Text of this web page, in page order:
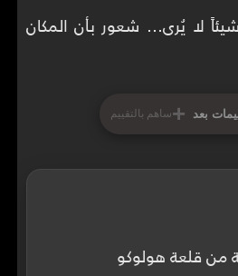
لا يُرى… شعور بأن المكان
بعد +ساهم بالتقييم
من قلعة هولوكو